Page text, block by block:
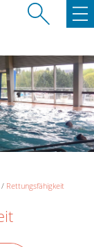
Rettungsfähigkeit